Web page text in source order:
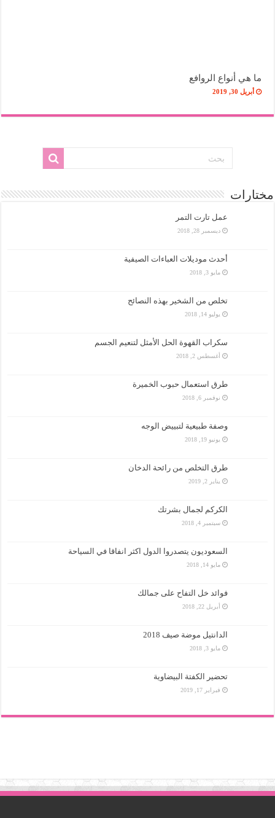
ما هي أنواع الروافع
أبريل 30, 2019
مختارات
عمل تارت التمر
ديسمبر 28, 2018
أحدث موديلات العباءات الصيفية
مايو 3, 2018
تخلص من الشخير بهذه النصائح
يوليو 14, 2018
سكراب القهوة الحل الأمثل لتنعيم الجسم
أغسطس 2, 2018
طرق استعمال حبوب الخميرة
نوفمبر 6, 2018
وصفة طبيعية لتبييض الوجه
يونيو 19, 2018
طرق التخلص من رائحة الدخان
يناير 2, 2019
الكركم لجمال بشرتك
سبتمبر 4, 2018
السعوديون يتصدروا الدول اكثر انفاقا في السياحة
مايو 14, 2018
فوائد خل التفاح على جمالك
أبريل 22, 2018
الدانتيل موضة صيف 2018
مايو 3, 2018
تحضير الكفتة البيضاوية
فبراير 17, 2019